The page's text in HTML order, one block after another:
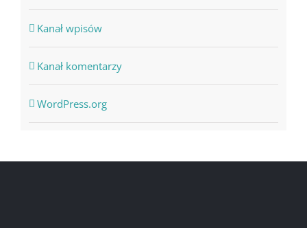
Kanał wpisów
Kanał komentarzy
WordPress.org